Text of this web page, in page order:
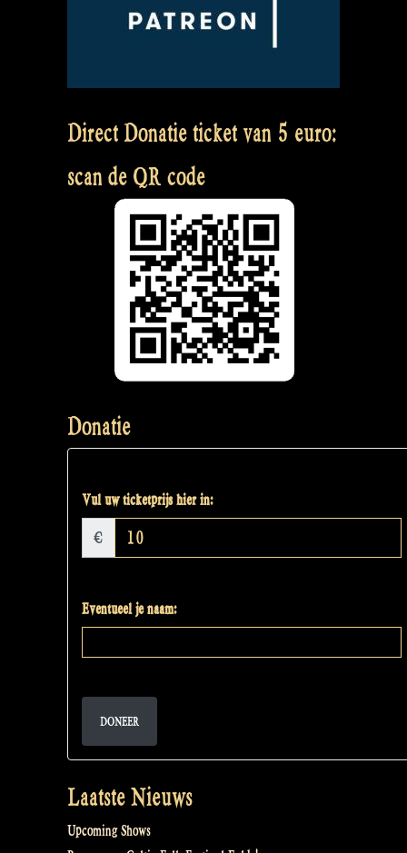
Direct Donatie ticket van 5 euro:
scan de QR code
Donatie
Vul uw ticketprijs hier in:
€
Eventueel je naam:
DONEER
Laatste Nieuws
Upcoming Shows